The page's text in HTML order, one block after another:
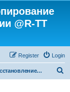
@R-TT
Login
Register
Восстановление RAID